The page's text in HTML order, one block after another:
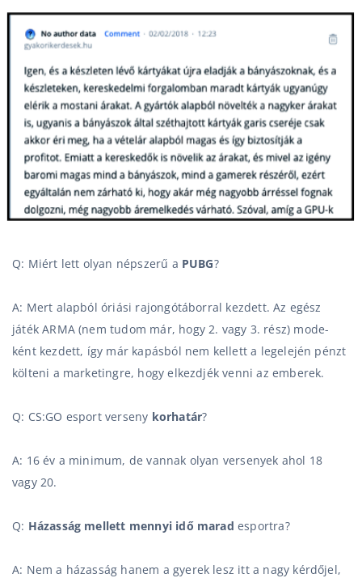
Q: Miért lett olyan népszerű a PUBG?
A: Mert alapból óriási rajongótáborral kezdett. Az egész
játék ARMA (nem tudom már, hogy 2. vagy 3. rész) mode-
ként kezdett, így már kapásból nem kellett a legelején pénzt
költeni a marketingre, hogy elkezdjék venni az emberek.
Q: CS:GO esport verseny korhatár?
A: 16 év a minimum, de vannak olyan versenyek ahol 18
vagy 20.
Q: Házasság mellett mennyi idő marad esportra?
A: Nem a házasság hanem a gyerek lesz itt a nagy kérdőjel,